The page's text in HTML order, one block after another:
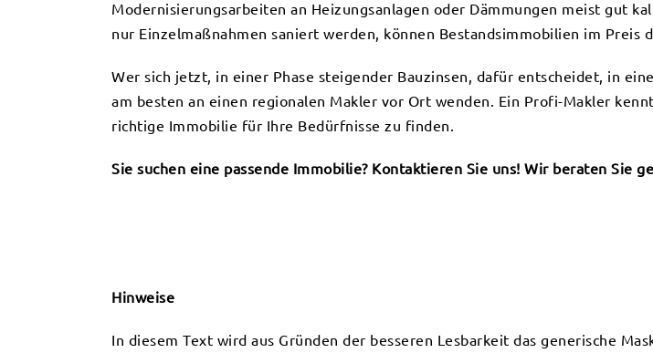
Modernisierungsarbeiten an Heizungsanlagen oder Dämmungen meist gut
nur Einzelmaßnahmen saniert werden, können Bestandsimmobilien im Preis
Wer sich jetzt, in einer Phase steigender Bauzinsen, dafür entscheidet, in
am besten an einen regionalen Makler vor Ort wenden. Ein Profi-Makler
richtige Immobilie für Ihre Bedürfnisse zu finden.
Sie suchen eine passende Immobilie? Kontaktieren Sie uns! Wir beraten Sie
Hinweise
In diesem Text wird aus Gründen der besseren Lesbarkeit das generische